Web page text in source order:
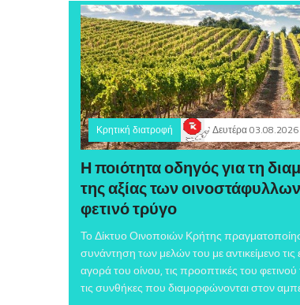
Κρητική διατροφή Δευτέρα 03.08.2026
Η ποιότητα οδηγός για τη
της αξίας των
φετινό τρύγο
Το Δίκτυο Οινοποιών Κρήτης
συνάντηση των μελών του με αντικείμενο τις
αγορά του οίνου, τις προοπτικές του
τις συνθήκες που διαμορφώνονται στον